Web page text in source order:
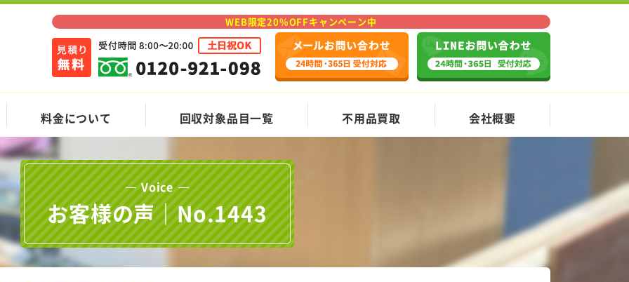
WEB限定20%OFFキャンペーン中
料金について 回収対象品目一覧 不用品買取 会社概要
Voice
お客様の声｜No.1443